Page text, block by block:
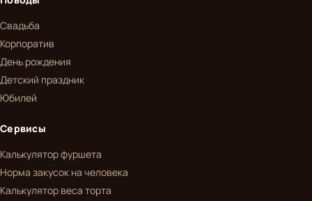
Свадьба
Корпоратив
День рождения
Детский праздник
Юбилей
Сервисы
Калькулятор фуршета
Норма закусок на человека
Калькулятор веса торта